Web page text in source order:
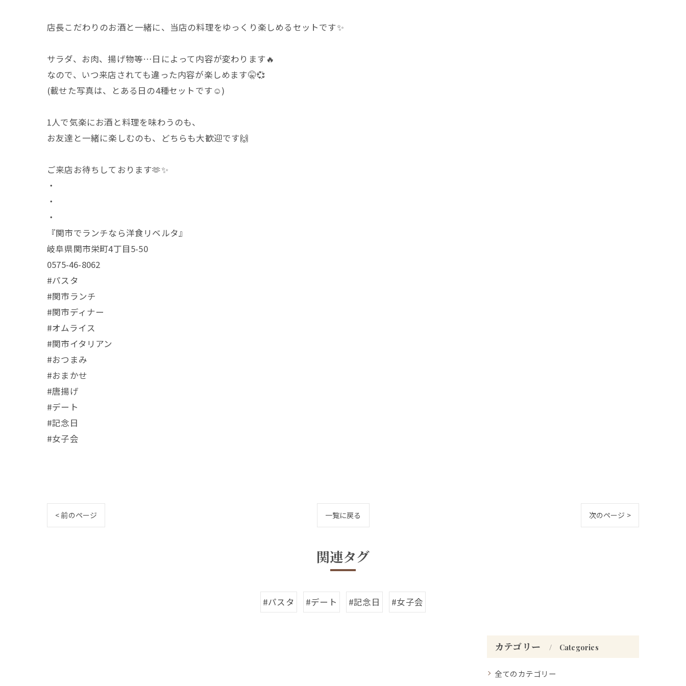
店長こだわりのお酒と一緒に、当店の料理をゆっくり楽しめるセットです✨️
サラダ、お肉、揚げ物等…日によって内容が変わります🔥
なので、いつ来店されても違った内容が楽しめます🤫💞
(載せた写真は、とある日の4種セットです☺️)
1人で気楽にお酒と料理を味わうのも、
お友達と一緒に楽しむのも、どちらも大歓迎です🙌
ご来店お待ちしております🫶✨️
・
・
・
『関市でランチなら洋食リベルタ』
岐阜県関市栄町4丁目5-50
0575-46-8062
#パスタ
#関市ランチ
#関市ディナー
#オムライス
#関市イタリアン
#おつまみ
#おまかせ
#唐揚げ
#デート
#記念日
#女子会
< 前のページ 一覧に戻る 次のページ >
関連タグ
#パスタ #デート #記念日 #女子会
カテゴリー Categories
全てのカテゴリー